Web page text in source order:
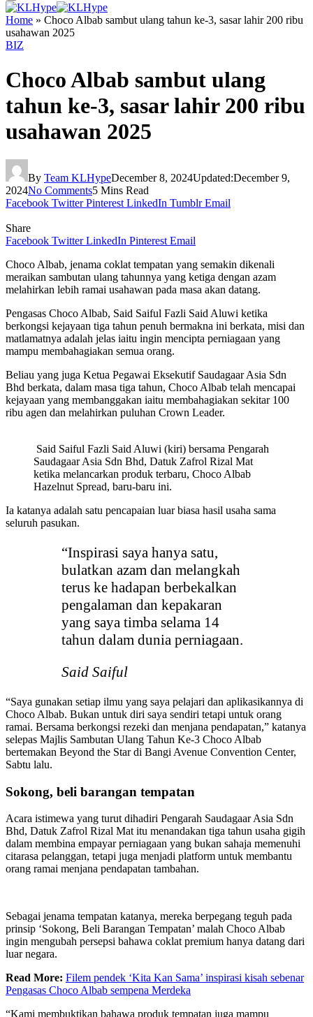
Home » Choco Albab sambut ulang tahun ke-3, sasar lahir 200 ribu
usahawan 2025
BIZ
Choco Albab sambut ulang
tahun ke-3, sasar lahir 200 ribu
usahawan 2025
By Team KLHypeDecember 8, 2024Updated:December 9,
2024No Comments5 Mins Read
Facebook Twitter Pinterest LinkedIn Tumblr Email
Share
Facebook Twitter LinkedIn Pinterest Email
Choco Albab, jenama coklat tempatan yang semakin dikenali
meraikan sambutan ulang tahunnya yang ketiga dengan azam
melahirkan lebih ramai usahawan pada masa akan datang.
Pengasas Choco Albab, Said Saiful Fazli Said Aluwi ketika
berkongsi kejayaan tiga tahun penuh bermakna ini berkata, misi dan
matlamatnya adalah jelas iaitu ingin mencipta perniagaan yang
mampu membahagiakan semua orang.
Beliau yang juga Ketua Pegawai Eksekutif Saudagaar Asia Sdn
Bhd berkata, dalam masa tiga tahun, Choco Albab telah mencapai
kejayaan yang membanggakan iaitu membahagiakan sekitar 100
ribu agen dan melahirkan puluhan Crown Leader.
Said Saiful Fazli Said Aluwi (kiri) bersama Pengarah
Saudagaar Asia Sdn Bhd, Datuk Zafrol Rizal Mat
ketika melancarkan produk terbaru, Choco Albab
Hazelnut Spread, baru-baru ini.
Ia katanya adalah satu pencapaian luar biasa hasil usaha sama
seluruh pasukan.
“Inspirasi saya hanya satu,
bulatkan azam dan melangkah
terus ke hadapan berbekalkan
pengalaman dan kepakaran
yang saya timba selama 14
tahun dalam dunia perniagaan.
Said Saiful
“Saya gunakan setiap ilmu yang saya pelajari dan aplikasikannya di
Choco Albab. Bukan untuk diri saya sendiri tetapi untuk orang
ramai. Bersama berkongsi rezeki dan menjana pendapatan,” katanya
selepas Majlis Sambutan Ulang Tahun Ke-3 Choco Albab
bertemakan Beyond the Star di Bangi Avenue Convention Center,
Sabtu lalu.
Sokong, beli barangan tempatan
Acara istimewa yang turut dihadiri Pengarah Saudagaar Asia Sdn
Bhd, Datuk Zafrol Rizal Mat itu menandakan tiga tahun usaha gigih
dalam membina empayar perniagaan yang bukan sahaja memenuhi
citarasa pelanggan, tetapi juga menjadi platform untuk membantu
orang ramai menjana pendapatan tambahan.
Sebagai jenama tempatan katanya, mereka berpegang teguh pada
prinsip ‘Sokong, Beli Barangan Tempatan’ malah Choco Albab
ingin mengubah persepsi bahawa coklat premium hanya datang dari
luar negara.
Read More: Filem pendek ‘Kita Kan Sama’ inspirasi kisah sebenar
Pengasas Choco Albab sempena Merdeka
“Kami membuktikan bahawa produk tempatan juga mampu